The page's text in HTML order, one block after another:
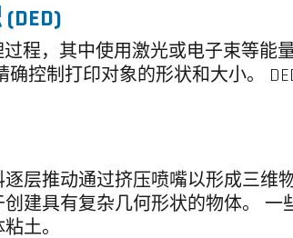
过程，其中使用激光或电子束等能
确控制打印对象的形状和大小。
层推动通过挤压喷嘴以形成三维
建具有复杂几何形状的物体。 一
土。